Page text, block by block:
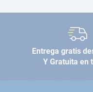
Entrega gratis
Y Gratuita en